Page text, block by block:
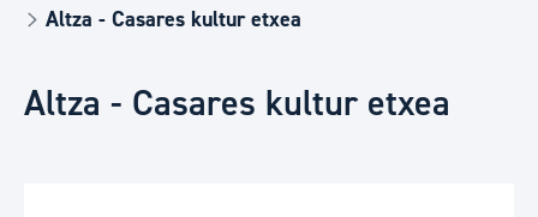
Altza - Casares kultur etxea
Altza - Casares kultur etxea